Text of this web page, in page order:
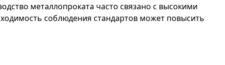
металлопроката часто связано с высокими
соблюдения стандартов может повысить